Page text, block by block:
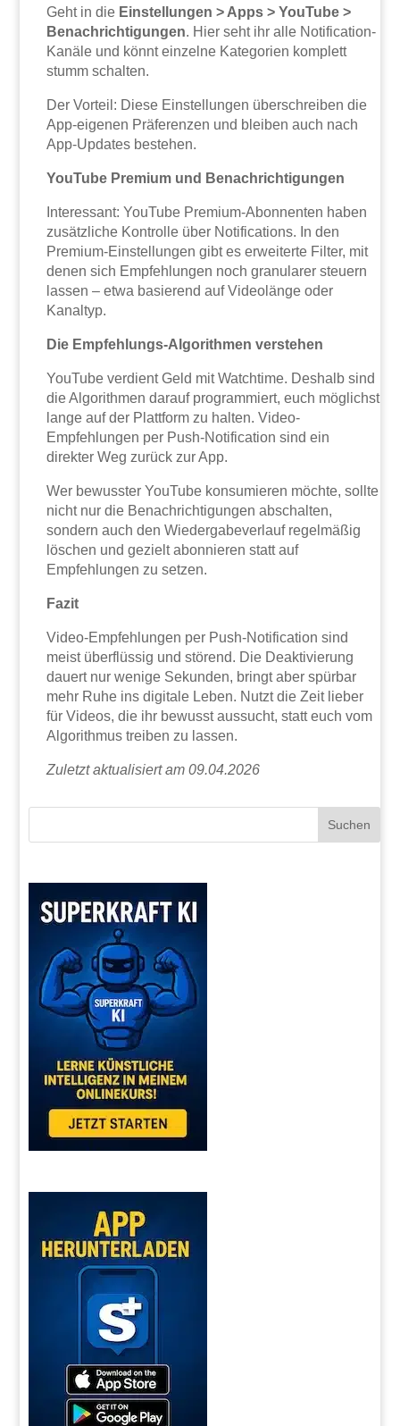
Geht in die Einstellungen > Apps > YouTube >
Benachrichtigungen. Hier seht ihr alle Notification-
Kanäle und könnt einzelne Kategorien komplett
stumm schalten.
Der Vorteil: Diese Einstellungen überschreiben die
App-eigenen Präferenzen und bleiben auch nach
App-Updates bestehen.
YouTube Premium und Benachrichtigungen
Interessant: YouTube Premium-Abonnenten haben
zusätzliche Kontrolle über Notifications. In den
Premium-Einstellungen gibt es erweiterte Filter, mit
denen sich Empfehlungen noch granularer steuern
lassen – etwa basierend auf Videolänge oder
Kanaltyp.
Die Empfehlungs-Algorithmen verstehen
YouTube verdient Geld mit Watchtime. Deshalb sind
die Algorithmen darauf programmiert, euch möglichst
lange auf der Plattform zu halten. Video-
Empfehlungen per Push-Notification sind ein
direkter Weg zurück zur App.
Wer bewusster YouTube konsumieren möchte, sollte
nicht nur die Benachrichtigungen abschalten,
sondern auch den Wiedergabeverlauf regelmäßig
löschen und gezielt abonnieren statt auf
Empfehlungen zu setzen.
Fazit
Video-Empfehlungen per Push-Notification sind
meist überflüssig und störend. Die Deaktivierung
dauert nur wenige Sekunden, bringt aber spürbar
mehr Ruhe ins digitale Leben. Nutzt die Zeit lieber
für Videos, die ihr bewusst aussucht, statt euch vom
Algorithmus treiben zu lassen.
Zuletzt aktualisiert am 09.04.2026